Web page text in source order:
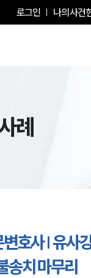
로그인 나의사건
례
호사 | 유사
송치 마무리